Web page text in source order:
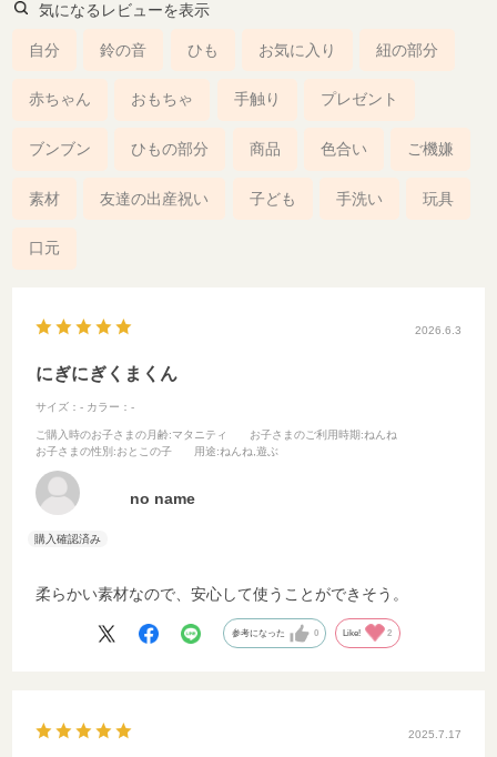
気になるレビューを表示
自分 鈴の音 ひも お気に入り 紐の部分
赤ちゃん おもちゃ 手触り プレゼント
ブンブン ひもの部分 商品 色合い ご機嫌
素材 友達の出産祝い 子ども 手洗い 玩具
口元
2026.6.3
にぎにぎくまくん
サイズ：- カラー：-
ご購入時のお子さまの月齢:マタニティ お子さまのご利用時期:ねんね
お子さまの性別 :おとこの子 用途:ねんね,遊ぶ
no name
柔らかい素材なので、安心して使うことができそう。
参考になった 0 Like! 2
2025.7.17